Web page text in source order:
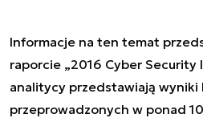
Informacje na ten temat
raporcie „2016 Cyber
analitycy przedstawiają wyniki
przeprowadzonych w ponad